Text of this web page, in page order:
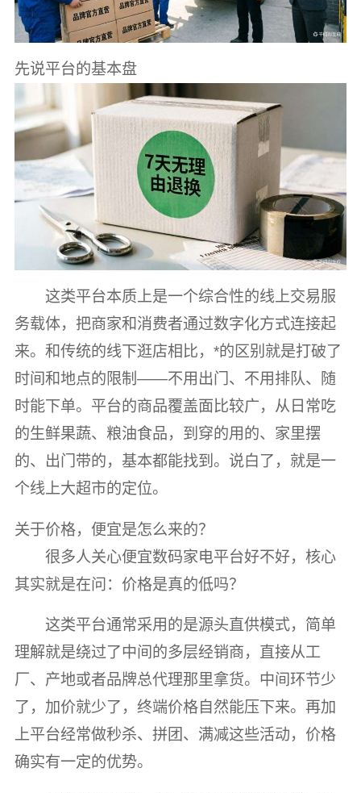
先说平台的基本盘
这类平台本质上是一个综合性的线上交易服
务载体，把商家和消费者通过数字化方式连接起
来。和传统的线下逛店相比，*的区别就是打破了
时间和地点的限制——不用出门、不用排队、随
时能下单。平台的商品覆盖面比较广，从日常吃
的生鲜果蔬、粮油食品，到穿的用的、家里摆
的、出门带的，基本都能找到。说白了，就是一
个线上大超市的定位。
关于价格，便宜是怎么来的？
很多人关心便宜数码家电平台好不好，核心
其实就是在问：价格是真的低吗？
这类平台通常采用的是源头直供模式，简单
理解就是绕过了中间的多层经销商，直接从工
厂、产地或者品牌总代理那里拿货。中间环节少
了，加价就少了，终端价格自然能压下来。再加
上平台经常做秒杀、拼团、满减这些活动，价格
确实有一定的优势。